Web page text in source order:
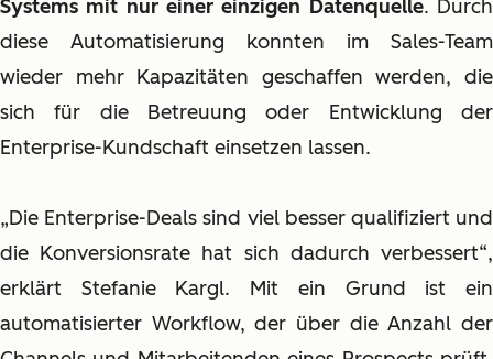
Systems mit nur einer einzigen Datenquelle. Durch
diese Automatisierung konnten im Sales-Team
wieder mehr Kapazitäten geschaffen werden, die
sich für die Betreuung oder Entwicklung der
Enterprise-Kundschaft einsetzen lassen.
„Die Enterprise-Deals sind viel besser qualifiziert und
die Konversionsrate hat sich dadurch verbessert“,
erklärt Stefanie Kargl. Mit ein Grund ist ein
automatisierter Workflow, der über die Anzahl der